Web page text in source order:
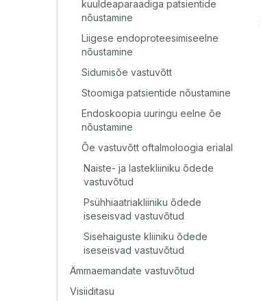
kuuldeaparaadiga patsientide
nõustamine
Liigese endoproteesimiseelne
nõustamine
Sidumisõe vastuvõtt
Stoomiga patsientide nõustamine
Endoskoopia uuringu eelne õe
nõustamine
Õe vastuvõtt oftalmoloogia erialal
Naiste- ja lastekliiniku õdede
vastuvõtud
Psühhiaatriakliiniku õdede
iseseisvad vastuvõtud
Sisehaiguste kliiniku õdede
iseseisvad vastuvõtud
Ämmaemandate vastuvõtud
Visiiditasu